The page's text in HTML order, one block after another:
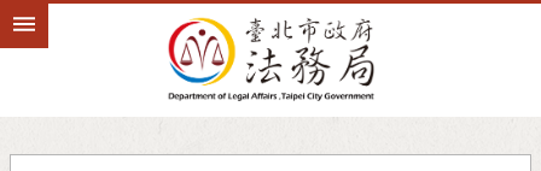
跳到主要內容區塊